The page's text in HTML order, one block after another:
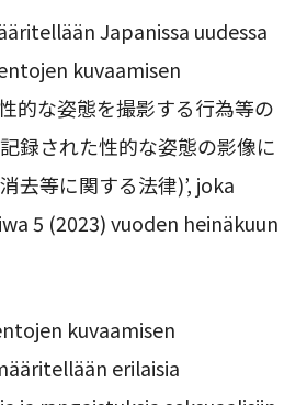
Japanissa uudessa
kuvaamisen
的な姿態を撮影する行為等の
録された性的な姿態の影像に
去等に関する法律)’, joka
5 (2023) vuoden heinäkuun
kuvaamisen
erilaisia